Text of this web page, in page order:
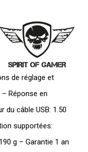
75,000.
de réglage et
Réponse en
du câble USB: 1.50
supportées:
g – Garantie 1 an